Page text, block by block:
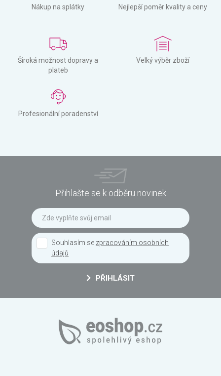
Nákup na splátky Nejlepší poměr kvality a ceny
Široká možnost dopravy a
plateb
Velký výběr zboží
Profesionální poradenství
Přihlašte se k odběru novinek
Souhlasím se zpracováním osobních
údajů
PŘIHLÁSIT